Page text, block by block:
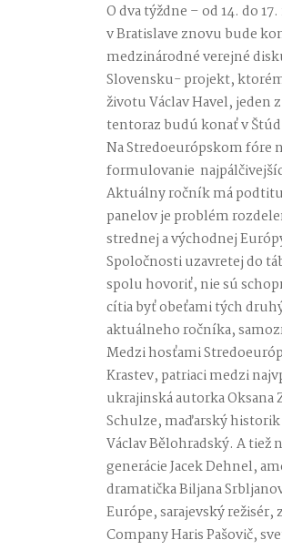
O dva týždne – od 14. do
v Bratislave znovu bude
medzinárodné verejné
Slovensku- projekt,
životu Václav Havel, jeden
tentoraz budú konať v
Na Stredoeurópskom fóre
formulovanie
Aktuálny ročník má
panelov je problém
strednej a východnej
Spoločnosti uzavretej do
spolu hovoriť, nie sú
cítia byť obeťami tých
aktuálneho ročníka,
Medzi hosťami
Krastev, patriaci medzi
ukrajinská autorka
Schulze, maďarský
Václav Bělohradský. A tiež
generácie Jacek Dehnel,
dramatička Biljana
Európe, sarajevský režisér,
Company Haris Pašovič,